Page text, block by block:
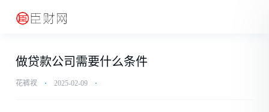
做贷款公司需要什么条件
花裤衩 ⋅ 2025-02-09 ⋅